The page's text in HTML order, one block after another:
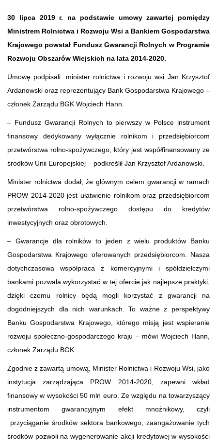
30 lipca 2019 r. na podstawie umowy zawartej pomiędzy
Ministrem Rolnictwa i Rozwoju Wsi a Bankiem Gospodarstwa
Krajowego powstał Fundusz Gwarancji Rolnych w Programie
Rozwoju Obszarów Wiejskich na lata 2014-2020.
Umowę podpisali: minister rolnictwa i rozwoju wsi Jan Krzysztof
Ardanowski oraz reprezentujący Bank Gospodarstwa Krajowego –
członek Zarządu BGK Wojciech Hann.
– Fundusz Gwarancji Rolnych to pierwszy w Polsce instrument
finansowy dedykowany wyłącznie rolnikom i przedsiębiorcom
przetwórstwa rolno-spożywczego, który jest współfinansowany ze
środków Unii Europejskiej – podkreślił Jan Krzysztof Ardanowski.
Minister rolnictwa dodał, że głównym celem gwarancji w ramach
PROW 2014-2020 jest ułatwienie rolnikom oraz przedsiębiorcom
przetwórstwa rolno-spożywczego dostępu do kredytów
inwestycyjnych oraz obrotowych.
– Gwarancje dla rolników to jeden z wielu produktów Banku
Gospodarstwa Krajowego oferowanych przedsiębiorcom. Nasza
dotychczasowa współpraca z komercyjnymi i spółdzielczymi
bankami pozwala wykorzystać w tej ofercie jak najlepsze praktyki,
dzięki czemu rolnicy będą mogli korzystać z gwarancji na
dogodniejszych dla nich warunkach. To ważne z perspektywy
Banku Gospodarstwa Krajowego, którego misją jest wspieranie
rozwoju społeczno-gospodarczego kraju – mówi Wojciech Hann,
członek Zarządu BGK.
Zgodnie z zawartą umową, Minister Rolnictwa i Rozwoju Wsi, jako
instytucja zarządzająca PROW 2014-2020, zapewni wkład
finansowy w wysokości 50 mln euro. Ze względu na towarzyszący
instrumentom gwarancyjnym efekt mnożnikowy, czyli
przyciąganie środków sektora bankowego, zaangażowanie tych
środków pozwoli na wygenerowanie akcji kredytowej w wysokości